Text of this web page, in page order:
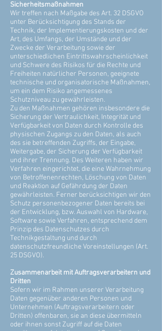
Sicherheitsmaßnahmen
Wir treffen nach Maßgabe des Art. 32 DSGVO
unter Berücksichtigung des Stands der
Technik, der Implementierungskosten und der
Art, des Umfangs, der Umstände und der
Zwecke der Verarbeitung sowie der
unterschiedlichen Eintrittswahrscheinlichkeit
und Schwere des Risikos für die Rechte und
Freiheiten natürlicher Personen, geeignete
technische und organisatorische Maßnahmen,
um ein dem Risiko angemessenes
Schutzniveau zu gewährleisten.
Zu den Maßnahmen gehören insbesondere die
Sicherung der Vertraulichkeit, Integrität und
Verfügbarkeit von Daten durch Kontrolle des
physischen Zugangs zu den Daten, als auch
des sie betreffenden Zugriffs, der Eingabe,
Weitergabe, der Sicherung der Verfügbarkeit
und ihrer Trennung. Des Weiteren haben wir
Verfahren eingerichtet, die eine Wahrnehmung
von Betroffenenrechten, Löschung von Daten
und Reaktion auf Gefährdung der Daten
gewährleisten. Ferner berücksichtigen wir den
Schutz personenbezogener Daten bereits bei
der Entwicklung, bzw. Auswahl von Hardware,
Software sowie Verfahren, entsprechend dem
Prinzip des Datenschutzes durch
Technikgestaltung und durch
datenschutzfreundliche Voreinstellungen (Art.
25 DSGVO).
Zusammenarbeit mit Auftragsverarbeitern und
Dritten
Sofern wir im Rahmen unserer Verarbeitung
Daten gegenüber anderen Personen und
Unternehmen (Auftragsverarbeitern oder
Dritten) offenbaren, sie an diese übermitteln
oder ihnen sonst Zugriff auf die Daten